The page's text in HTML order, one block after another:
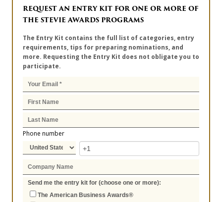
REQUEST AN ENTRY KIT FOR ONE OR MORE OF
THE STEVIE AWARDS PROGRAMS
The Entry Kit contains the full list of categories, entry
requirements, tips for preparing nominations, and
more. Requesting the Entry Kit does not obligate you to
participate.
Phone number
Send me the entry kit for (choose one or more):
The American Business Awards®